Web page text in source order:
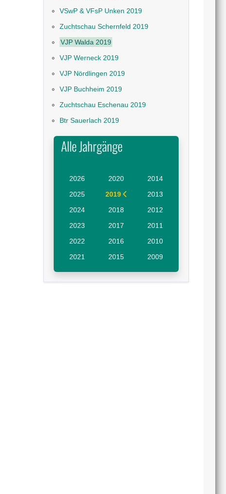
VSwP & VFsP Unken 2019
Zuchtschau Schernfeld 2019
VJP Walda 2019
VJP Werneck 2019
VJP Nördlingen 2019
VJP Buchheim 2019
Zuchtschau Eschenau 2019
Btr Sauerlach 2019
Alle Jahrgänge
2026
2025
2024
2023
2022
2021
2020
2019
2018
2017
2016
2015
2014
2013
2012
2011
2010
2009